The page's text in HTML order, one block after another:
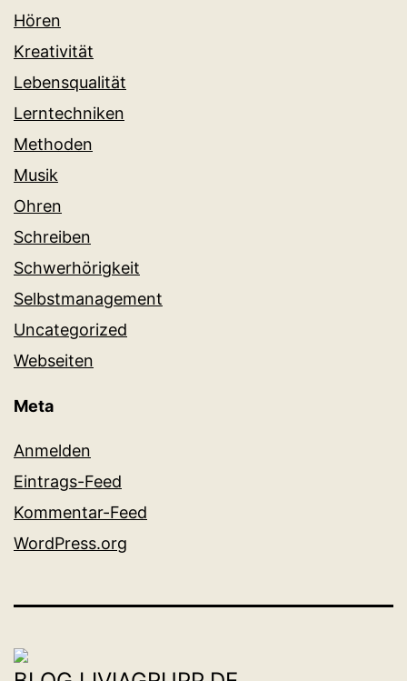
Hören
Kreativität
Lebensqualität
Lerntechniken
Methoden
Musik
Ohren
Schreiben
Schwerhörigkeit
Selbstmanagement
Uncategorized
Webseiten
Meta
Anmelden
Eintrags-Feed
Kommentar-Feed
WordPress.org